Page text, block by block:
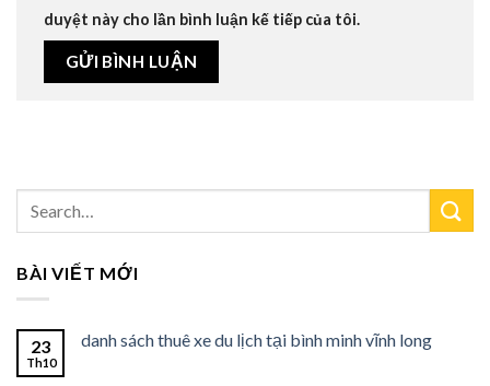
duyệt này cho lần bình luận kế tiếp của tôi.
BÀI VIẾT MỚI
23
Th10
danh sách thuê xe du lịch tại bình minh vĩnh long